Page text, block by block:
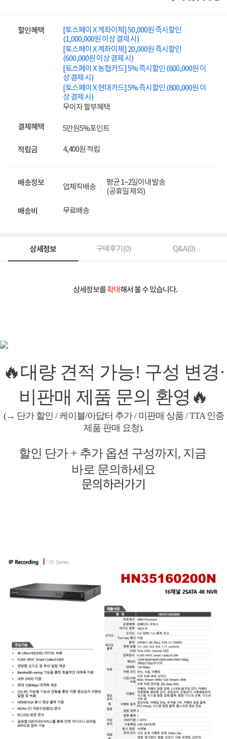
할인혜택
[토스페이 X 계좌이체] 50,000원 즉시할인
(1,000,000원 이상 결제 시)
[토스페이 X 계좌이체] 20,000원 즉시할인
(600,000원 이상 결제 시)
[토스페이 X 농협카드] 5% 즉시할인 (800,000원 이
상 결제 시)
[토스페이 X 현대카드] 5% 즉시할인 (800,000원 이
상 결제 시)
무이자 할부혜택
결제혜택 5만원5%포인트
적립금 4,400원 적립
배송정보 업체직배송
평균 1~2일이내 발송
(공휴일 제외)
배송비 무료배송
상세정보 구매후기(0) Q&A(0)
상세정보를확대해서 볼 수 있습니다.
🔥대량 견적 가능! 구성 변경·
비판매 제품 문의 환영🔥
(→ 단가 할인 / 케이블/아답터 추가 / 미판매 상품 / TTA 인증
제품 판매 요청).
할인 단가 + 추가 옵션 구성까지, 지금
바로 문의하세요
문의하러가기